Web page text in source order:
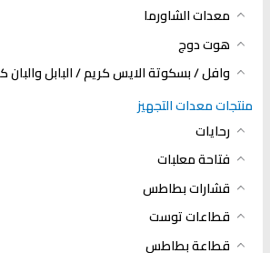
معدات الشاورما
هوت دوج
وافل / بسكوتة الايس كريم / البابل والبان
منتجات معدات التجهيز
رحايات
فتاحة معلبات
قشارات بطاطس
قطاعات توست
قطاعة بطاطس